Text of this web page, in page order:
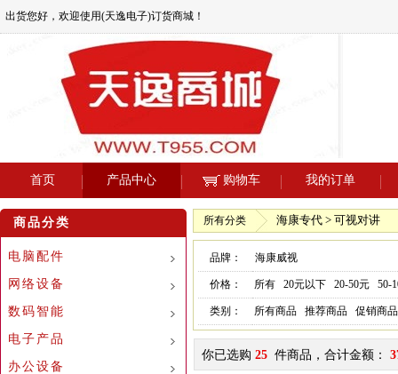
出货您好，欢迎使用(天逸电子)订货商城！
首页 产品中心 购物车 我的订单
商品分类
电脑配件
网络设备
数码智能
电子产品
办公设备
所有分类 海康专代 > 可视对讲
品牌： 海康威视
价格： 所有 20元以下 20-50元 50-
类别： 所有商品 推荐商品 促销商品
你已选购 25 件商品，合计金额：